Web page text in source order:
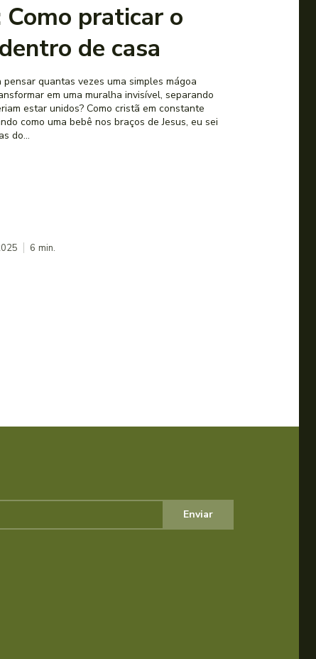
Como praticar o
de casa
quantas vezes uma simples mágoa
em uma muralha invisível, separando
Como cristã em constante
como uma bebê nos braços de Jesus, eu sei
do...
6 min.
Enviar